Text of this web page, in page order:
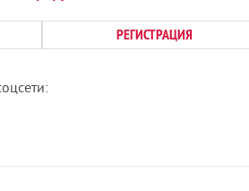
РЕГИСТРАЦИЯ